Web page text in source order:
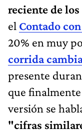
reciente de
el Contado
20% en muy
corrida
presente
que
versión se
"cifras